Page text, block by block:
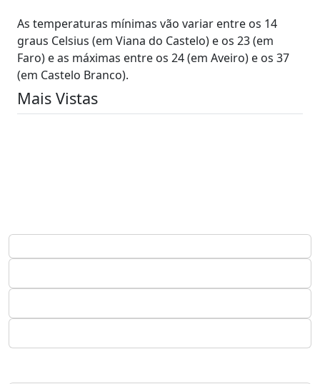
As temperaturas mínimas vão variar entre os 14
graus Celsius (em Viana do Castelo) e os 23 (em
Faro) e as máximas entre os 24 (em Aveiro) e os 37
(em Castelo Branco).
Mais Vistas